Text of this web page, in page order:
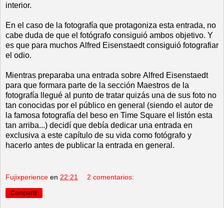
interior.
En el caso de la fotografía que protagoniza esta entrada, no
cabe duda de que el fotógrafo consiguió ambos objetivo. Y
es que para muchos Alfred Eisenstaedt consiguió fotografiar
el odio.
Mientras preparaba una entrada sobre Alfred Eisenstaedt
para que formara parte de la sección Maestros de la
fotografía llegué al punto de tratar quizás una de sus foto no
tan conocidas por el público en general (siendo el autor de
la famosa fotografía del beso en Time Square el listón esta
tan arriba...) decidí que debía dedicar una entrada en
exclusiva a este capítulo de su vida como fotógrafo y
hacerlo antes de publicar la entrada en general.
Fujixperience en 22:21 2 comentarios:
Compartir